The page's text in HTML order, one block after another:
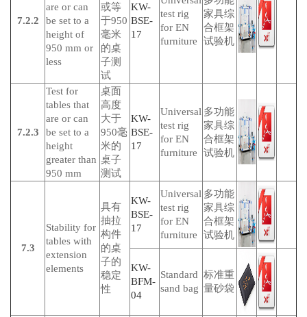
7.2.2
are or can
be set to a
height of
950 mm or
less
或等
于950
毫米
的桌
子测
试
KW-
BSE-
17
test rig
for EN
furniture
家具综
合框架
试验机
7.2.3
Test for
tables that
are or can
be set to a
height
greater than
950 mm
桌面
高度
大于
950毫
米的
桌子
测试
KW-
BSE-
17
Universal
test rig
for EN
furniture
多功能
家具综
合框架
试验机
7.3
Stability for
tables with
extension
elements
具有
抽拉
构件
的桌
子的
稳定
性
KW-
BSE-
17
Universal
test rig
for EN
furniture
多功能
家具综
合框架
试验机
KW-
BFM-
04
Standard
sand bag
标准重
量砂袋